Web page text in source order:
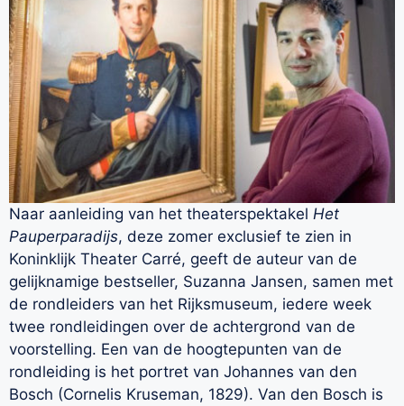
Naar aanleiding van het theaterspektakel Het
Pauperparadijs, deze zomer exclusief te zien in
Koninklijk Theater Carré, geeft de auteur van de
gelijknamige bestseller, Suzanna Jansen, samen met
de rondleiders van het Rijksmuseum, iedere week
twee rondleidingen over de achtergrond van de
voorstelling. Een van de hoogtepunten van de
rondleiding is het portret van Johannes van den
Bosch (Cornelis Kruseman, 1829). Van den Bosch is